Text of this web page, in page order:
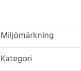
Miljömärkning
Kategori